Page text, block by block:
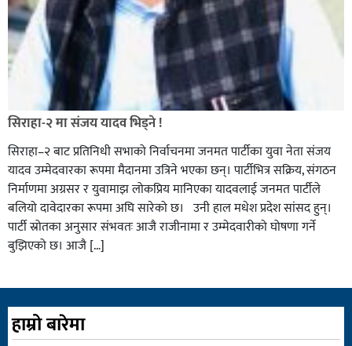
सिराहा-२ मा संजय यादव भिड्ने !
सिराहा–२ बाट प्रतिनिधी सभाको निर्वाचनमा जनमत पार्टीका युवा नेता संजय
यादव उम्मेदवारका रूपमा मैदानमा उत्रिने भएका छन्। पार्टीभित्र सक्रिय, संगठन
निर्माणमा अग्रसर र युवामाझ लोकप्रिय मानिएका यादवलाई जनमत पार्टीले
बलियो दावेदारका रूपमा अघि सारेको छ। उनी हाल मधेश प्रदेश सांसद हुन्।
पार्टी स्रोतका अनुसार संभवतः आजै राजीनामा र उम्मेदवारीको घोषणा गर्ने
बुझिएको छ। आजै […]
हाम्रो बारेमा